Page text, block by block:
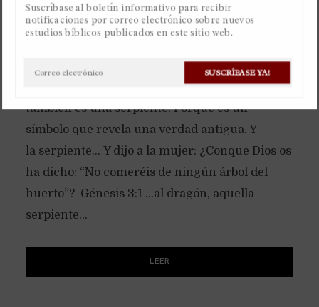
culebra pequeñita, pero un dragón. Por eso el
libro del Apocalipsis habla de un dragón, que
también es una serpiente. Porque es un
símbolo que revela una verdad antigua. Y
la serpiente… Y dijo a la mujer: ¿Conque Dios os
ha dicho: “No comeréis de ningún árbol del
huerto”? Génesis 3:1 …al dragón, aquella
serpiente...
LEER
SUSCRÍBASE YA!
Suscríbase al boletín informativo para recibir
notificaciones por correo electrónico sobre nuevos
estudios bíblicos publicados en este sitio web.